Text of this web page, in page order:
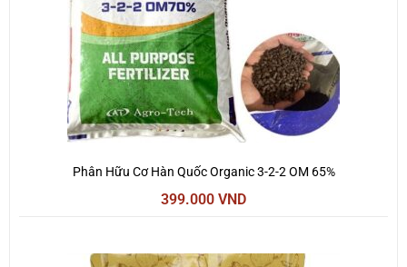
Phân Hữu Cơ Hàn Quốc Organic 3-2-2 OM 65%
399.000 VND